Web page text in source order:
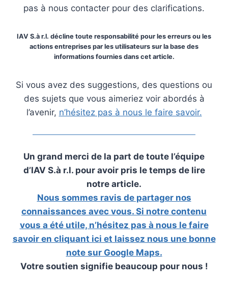
pas à nous contacter pour des clarifications.
IAV S.à r.l. décline toute responsabilité pour les erreurs ou les
actions entreprises par les utilisateurs sur la base des
informations fournies dans cet article.
Si vous avez des suggestions, des questions ou
des sujets que vous aimeriez voir abordés à
l’avenir, n’hésitez pas à nous le faire savoir.
Un grand merci de la part de toute l’équipe
d’IAV S.à r.l. pour avoir pris le temps de lire
notre article.
Nous sommes ravis de partager nos
connaissances avec vous. Si notre contenu
vous a été utile, n’hésitez pas à nous le faire
savoir en cliquant ici et laissez nous une bonne
note sur Google Maps.
Votre soutien signifie beaucoup pour nous !